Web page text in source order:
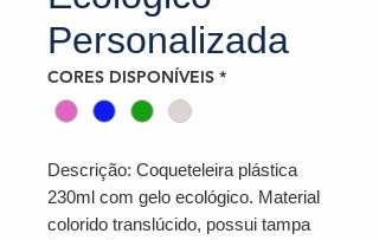
Personalizada
CORES DISPONÍVEIS *
Descrição: Coqueteleira plástica
230ml com gelo ecológico. Material
colorido translúcido, possui tampa